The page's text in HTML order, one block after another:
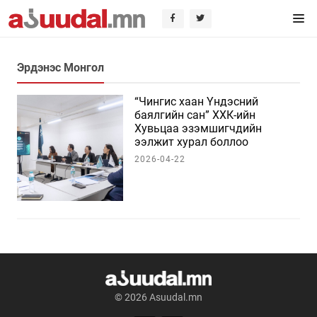
Эрдэнэс Монгол
“Чингис хаан Үндэсний
баялгийн сан” ХХК-ийн
Хувьцаа эзэмшигчдийн
ээлжит хурал боллоо
2026-04-22
© 2026 Asuudal.mn